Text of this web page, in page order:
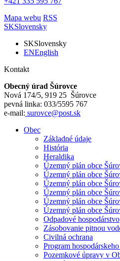
Mapa webu RSS
SKSlovensky
SKSlovensky
ENEnglish
Kontakt
Obecný úrad Šúrovce
Nová 174/5, 919 25 Šúrovce
pevná linka: 033/5595 767
e-mail: surovce@post.sk
Obec
Základné údaje
História
Heraldika
Územný plán obce
Územný plán obce
Územný plán obce
Územný plán obce
Územný plán obce
Územný plán obce
Odpadové hospodárstvo
Zásobovanie pitnou
Civilná ochrana
Program
Pozemkové úpravy v